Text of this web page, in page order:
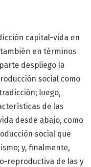
capital-vida en
en términos
despliego la
social como
luego,
de las
desde abajo, como
social que
y, finalmente,
reproductiva de las y